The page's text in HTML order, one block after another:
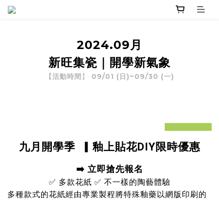
2024.09月
新旺集瓷 ｜開學新氣象
【活動時間 】 09/01 (日)~09/30 (一)
九月開學季 ▎釉上貼花DIY限時優惠
➡️ 立即搶先報名
✅ 多款花紙 ✅ 不一樣的陶藝體驗
多種款式的花紙經由專業製程將特殊釉藥以網版印刷的